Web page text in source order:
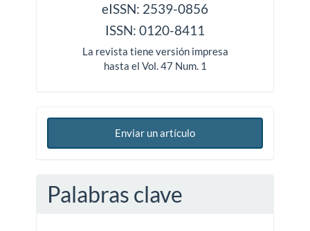
eISSN: 2539-0856
ISSN: 0120-8411
La revista tiene versión impresa
hasta el Vol. 47 Num. 1
Enviar un artículo
Palabras clave